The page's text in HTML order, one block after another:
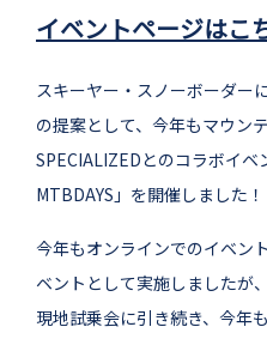
イベントページはこ
スキーヤー・スノーボーダー
の提案として、今年もマウン
SPECIALIZEDとのコラボイベ
MTBDAYS」を開催しました！
今年もオンラインでのイベン
ベントとして実施しましたが
現地試乗会に引き続き、今年